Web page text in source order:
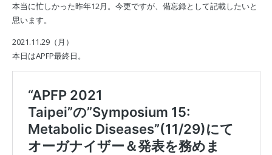
本当に忙しかった昨年12月。今更ですが、備忘録として記載したいと
思います。
2021.11.29（月）
本日はAPFP最終日。